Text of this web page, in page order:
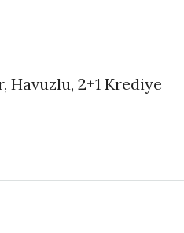
Havuzlu, 2+1 Krediye